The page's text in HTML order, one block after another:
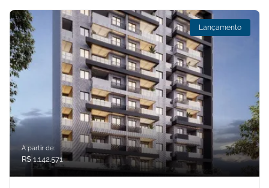
Lançamento
A partir de:
R$ 1.142.571